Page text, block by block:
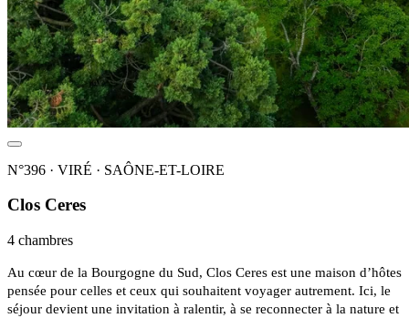
N°396 · VIRÉ · SAÔNE-ET-LOIRE
Clos Ceres
4 chambres
Au cœur de la Bourgogne du Sud, Clos Ceres est une maison d’hôtes
pensée pour celles et ceux qui souhaitent voyager autrement. Ici, le
séjour devient une invitation à ralentir, à se reconnecter à la nature et